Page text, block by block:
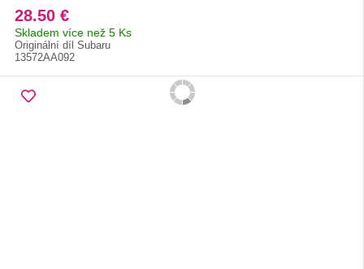
28.50 €
Skladem více než 5 Ks
Originální díl Subaru
13572AA092